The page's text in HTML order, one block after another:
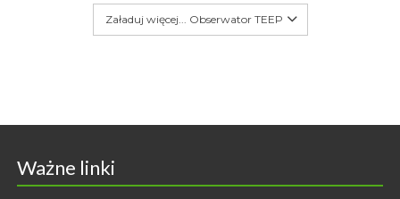
Załaduj więcej... Obserwator TEEP
Ważne linki